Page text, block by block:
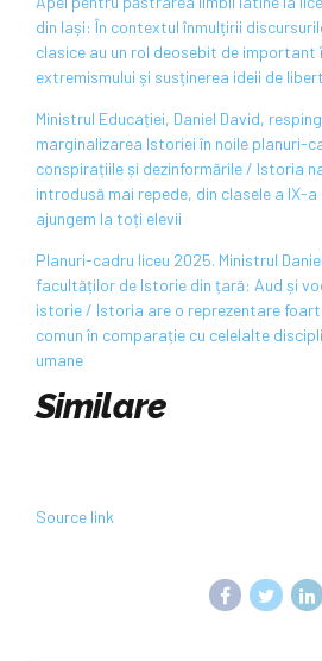
din Iași: În contextul înmulțirii
clasice au un rol deosebit de important
extremismului și susținerea ideii de
Ministrul Educației, Daniel David,
marginalizarea Istoriei în noile planuri-
conspirațiile și dezinformările / Istoria
introdusă mai repede, din clasele a IX-
ajungem la toți elevii
Planuri-cadru liceu 2025. Ministrul
facultăților de Istorie din țară: Aud și
istorie / Istoria are o reprezentare
comun în comparație cu celelalte
umane
Similare
Source link